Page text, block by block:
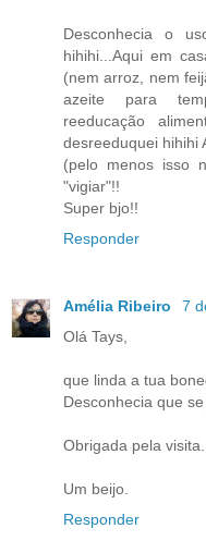
Desconhecia o
hihihi...Aqui em
(nem arroz, nem
azeite para
reeducação
desreeduquei hihihi
(pelo menos isso
"vigiar"!!
Super bjo!!
Responder
Amélia Ribeiro
7
Olá Tays,
que linda a tua
Desconhecia que
Obrigada pela visita.
Um beijo.
Responder